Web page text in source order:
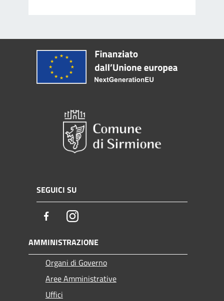
SEGUICI SU
FacebookInstagram
AMMINISTRAZIONE
Organi di Governo
Aree Amministrative
Uffici